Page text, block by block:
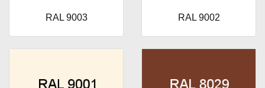
RAL 9003 RAL 9002